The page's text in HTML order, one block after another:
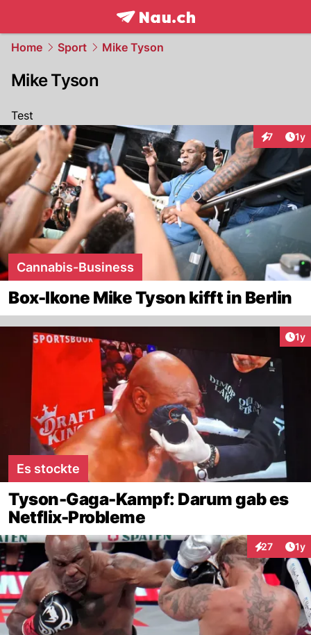
frontpage.NAU.ch
Home Sport Mike Tyson
Mike Tyson
Test
7 1y
Cannabis-Business
Box-Ikone Mike Tyson kifft in Berlin
1y
Es stockte
Tyson-Gaga-Kampf: Darum gab es
Netflix-Probleme
27 1y